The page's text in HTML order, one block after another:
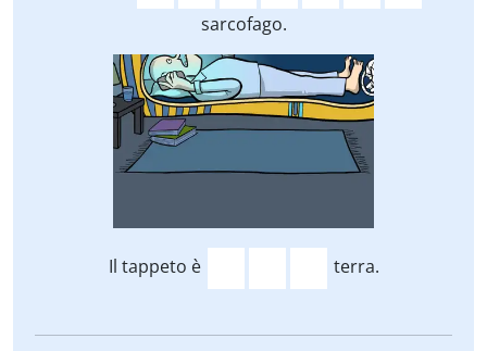
sarcofago.
Il tappeto è terra.